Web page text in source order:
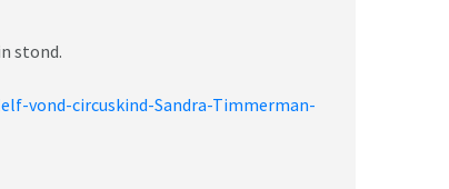
stond.
vond-circuskind-Sandra-Timmerman-